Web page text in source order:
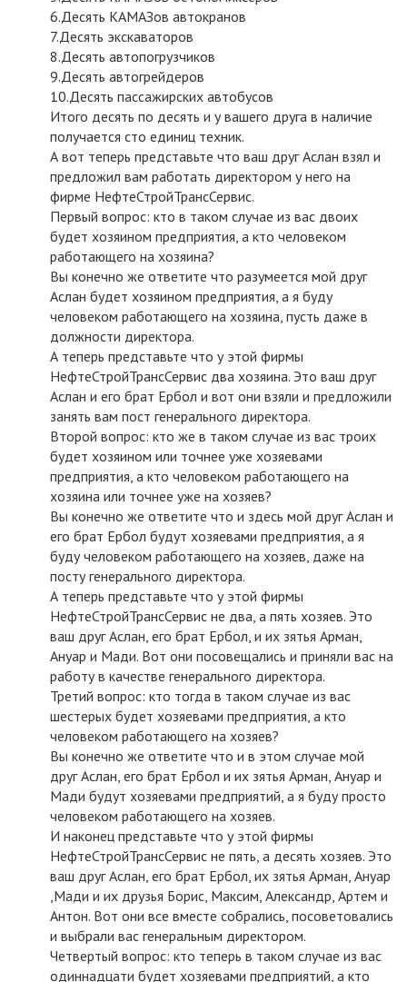
6.Десять КАМАЗов автокранов
7.Десять экскаваторов
8.Десять автопогрузчиков
9.Десять автогрейдеров
10.Десять пассажирских автобусов
Итого десять по десять и у вашего друга в наличие
получается сто единиц техник.
А вот теперь представьте что ваш друг Аслан взял и
предложил вам работать директором у него на
фирме НефтеСтройТрансСервис.
Первый вопрос: кто в таком случае из вас двоих
будет хозяином предприятия, а кто человеком
работающего на хозяина?
Вы конечно же ответите что разумеется мой друг
Аслан будет хозяином предприятия, а я буду
человеком работающего на хозяина, пусть даже в
должности директора.
А теперь представьте что у этой фирмы
НефтеСтройТрансСервис два хозяина. Это ваш друг
Аслан и его брат Ербол и вот они взяли и предложили
занять вам пост генерального директора.
Второй вопрос: кто же в таком случае из вас троих
будет хозяином или точнее уже хозяевами
предприятия, а кто человеком работающего на
хозяина или точнее уже на хозяев?
Вы конечно же ответите что и здесь мой друг Аслан и
его брат Ербол будут хозяевами предприятия, а я
буду человеком работающего на хозяев, даже на
посту генерального директора.
А теперь представьте что у этой фирмы
НефтеСтройТрансСервис не два, а пять хозяев. Это
ваш друг Аслан, его брат Ербол, и их зятья Арман,
Ануар и Мади. Вот они посовещались и приняли вас на
работу в качестве генерального директора.
Третий вопрос: кто тогда в таком случае из вас
шестерых будет хозяевами предприятия, а кто
человеком работающего на хозяев?
Вы конечно же ответите что и в этом случае мой
друг Аслан, его брат Ербол и их зятья Арман, Ануар и
Мади будут хозяевами предприятий, а я буду просто
человеком работающего на хозяев.
И наконец представьте что у этой фирмы
НефтеСтройТрансСервис не пять, а десять хозяев. Это
ваш друг Аслан, его брат Ербол, их зятья Арман, Ануар
,Мади и их друзья Борис, Максим, Александр, Артем и
Антон. Вот они все вместе собрались, посоветовались
и выбрали вас генеральным директором.
Четвертый вопрос: кто теперь в таком случае из вас
одиннадцати будет хозяевами предприятий, а кто